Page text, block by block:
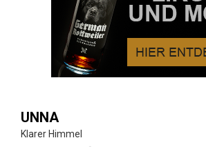
UNNA
Klarer Himmel